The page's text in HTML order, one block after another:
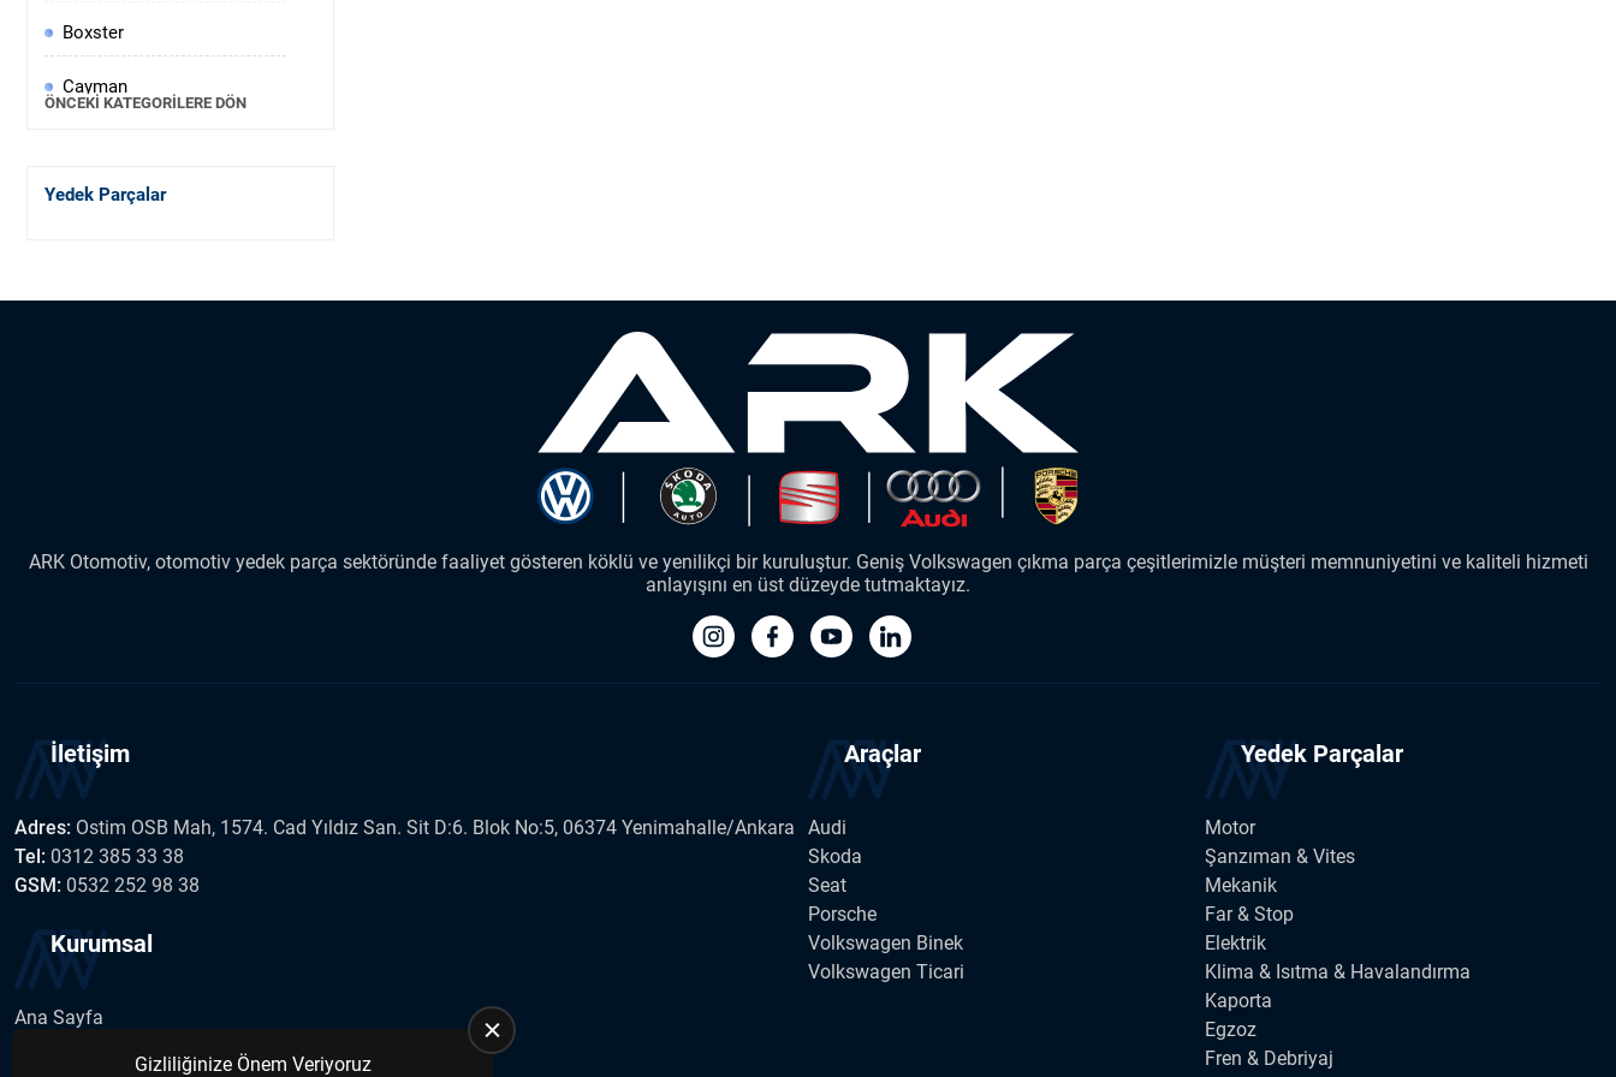
Boxster
Cayman
Taycan
ÖNCEKI KATEGORILERE DÖN
Yedek Parçalar
ARK Otomotiv, otomotiv yedek parça sektöründe faaliyet gösteren köklü ve yenilikçi bir kuruluştur. Geniş Volkswagen çıkma parça çeşitlerimizle müşteri memnuniyetini ve kaliteli hizmeti
anlayışını en üst düzeyde tutmaktayız.
İletişim
Adres: Ostim OSB Mah, 1574. Cad Yıldız San. Sit D:6. Blok No:5, 06374 Yenimahalle/Ankara
Tel: 0312 385 33 38
GSM: 0532 252 98 38
Kurumsal
Ana Sayfa
Araçlar
Audi
Skoda
Seat
Porsche
Volkswagen Binek
Volkswagen Ticari
Yedek Parçalar
Motor
Şanzıman & Vites
Mekanik
Far & Stop
Elektrik
Klima & Isıtma & Havalandırma
Kaporta
Egzoz
Fren & Debriyaj
Gizliliğinize Önem Veriyoruz